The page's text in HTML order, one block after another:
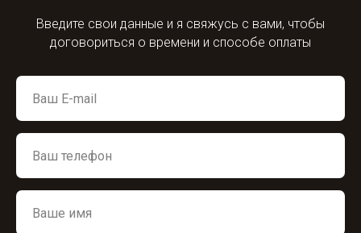
Введите свои данные и я свяжусь с вами, чтобы
договориться о времени и способе оплаты